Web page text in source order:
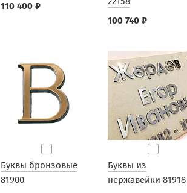
110 400 ₽
100 740 ₽
Буквы бронзовые
81900
Буквы из
нержавейки 81918